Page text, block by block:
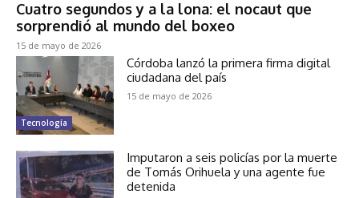
Cuatro segundos y a la lona: el nocaut que
sorprendió al mundo del boxeo
15 de mayo de 2026
Tecnología
Córdoba lanzó la primera firma digital
ciudadana del país
15 de mayo de 2026
Imputaron a seis policías por la muerte
de Tomás Orihuela y una agente fue
detenida